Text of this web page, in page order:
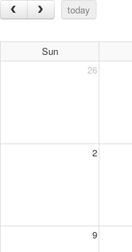
today
Sun
26
2
9